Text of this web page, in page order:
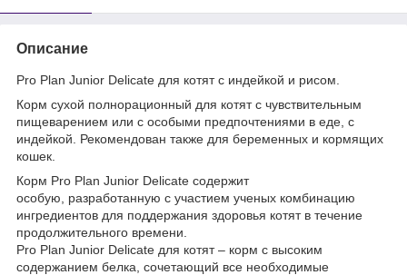
Описание
Pro Plan Junior Delicate для котят с индейкой и рисом.
Корм сухой полнорационный для котят с чувствительным
пищеварением или с особыми предпочтениями в еде, с
индейкой. Рекомендован также для беременных и кормящих
кошек.
Корм Рro Plan Junior Delicate содержит
особую, разработанную с участием ученых комбинацию
ингредиентов для поддержания здоровья котят в течение
продолжительного времени.
Рro Plan Junior Delicate для котят – корм с высоким
содержанием белка, сочетающий все необходимые